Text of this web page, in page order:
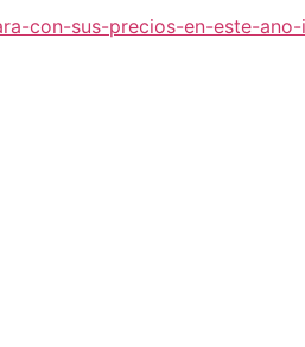
con-sus-precios-en-este-